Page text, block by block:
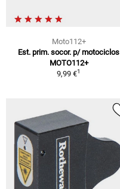
Moto112+
Est. prim. socor. p/ motociclos
MOTO112+
9,99 €1